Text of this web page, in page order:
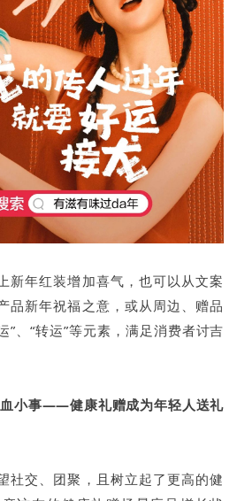
新年红装增加喜气，也可以从文案
品新年祝福之意，或从周边、赠品
”、“转运”等元素，满足消费者讨吉
小事——健康礼赠成为年轻人送礼
社交、团聚，且树立起了更高的健